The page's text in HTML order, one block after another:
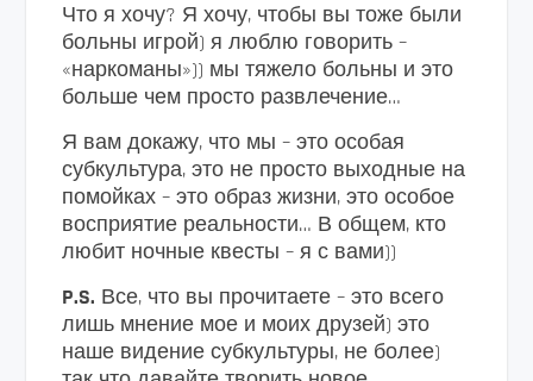
Что я хочу? Я хочу, чтобы вы тоже были
больны игрой) я люблю говорить –
«наркоманы»)) мы тяжело больны и это
больше чем просто развлечение…
Я вам докажу, что мы – это особая
субкультура, это не просто выходные на
помойках – это образ жизни, это особое
восприятие реальности… В общем, кто
любит ночные квесты – я с вами))
P.S. Все, что вы прочитаете – это всего
лишь мнение мое и моих друзей) это
наше видение субкультуры, не более)